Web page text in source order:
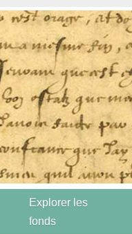
Explorer les
fonds